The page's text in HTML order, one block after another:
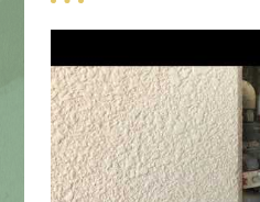
募集要項
先輩インタビュー
エントリー